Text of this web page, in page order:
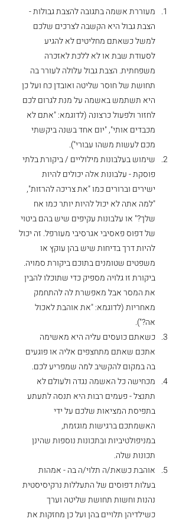
מעוררת אשמה בתגובה להצבת גבולות -
הצבת גבול היא הקשבה לצרכים שלכם
למשל כשאתם מחליטים לא להגיע
לסעודת שבת או לא ללכת לאזכרה
משפחתית. הצבת גבול עלולה לעורר בה
תחושת של חוסר שליטה ואובדן כח ועל כן
היא תשתמש באשמה על מנת לגרום לכם
לחזור ולפעול כרצונה (לדוגמא: "אתם לא
מכבדים אותי", "יום אחד בשנה ביקשתי
מכם לעשות משהו עבורי").
שימוש בעלבונות מילוליים / ביקורת בלתי
פוסקת - עלבונות אלה יכולים להיות
ישירים וברורים כמו "את צריכה להרזות",
"למה אתה לא יכול להיות יותר כמו אח
שלך?" או עלבונות עקיפים שיש בהם ביטוי
של דפוס פאסיבי אגרסיבי מעורפל. זה יכול
להיות דרך בדיחות שיש בהן עוקץ או
משפטים שטומנים בתוכם ביקורת סמויה.
ביקורת זו גלויה מספיק כדי שתוכלו להבין
את המסר אבל מאפשרת לה להתחמק
מאחריות (לדוגמא: "את אוהבת לאכול
אה?").
כשאתם כועסים עליה היא מאשימה
אתכם שאתם מתחצפים אליה או פוגעים
בה במקום להקשיב למה שמפריע לכם.
מכחישה כל האשמה נגדה ולעולם לא
תתנצל - פעמים רבות היא תנסה לתעתע
בתפיסת המציאות שלכם על ידי
האשמתכם ברגישות מוגזמת,
במניפולטיביות ובתכונות נוספות שהינן
תכונות שלה.
אוהבת כשאת/ה תלוי/ה בה - אמהות
בעלות דפוסים של התעללות נרקיסיסטית
נהנות וחשות תחושת שליטה וערך
כשילדיהן תלויים בהן ועל כן מחזקות את